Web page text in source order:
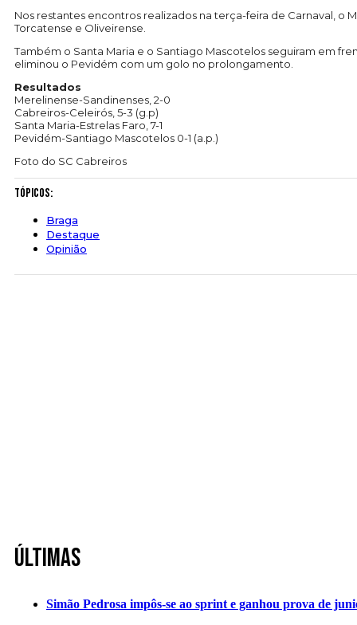
Nos restantes encontros realizados na terça-feira de Carnaval,
Torcatense e Oliveirense.
Também o Santa Maria e o Santiago Mascotelos seguiram em
eliminou o Pevidém com um golo no prolongamento.
Resultados
Merelinense-Sandinenses, 2-0
Cabreiros-Celeirós, 5-3 (g.p)
Santa Maria-Estrelas Faro, 7-1
Pevidém-Santiago Mascotelos 0-1 (a.p.)
Foto do SC Cabreiros
Tópicos:
Braga
Destaque
Opinião
Últimas
Simão Pedrosa impôs-se ao sprint e ganhou prova de